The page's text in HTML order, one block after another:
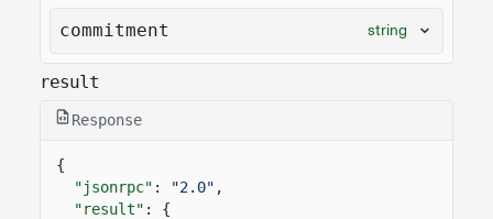
commitment string
result
Response
{
"jsonrpc" : "2.0" ,
"result" : {